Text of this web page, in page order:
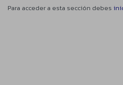
Para acceder a esta sección debes
Consolas nuevas